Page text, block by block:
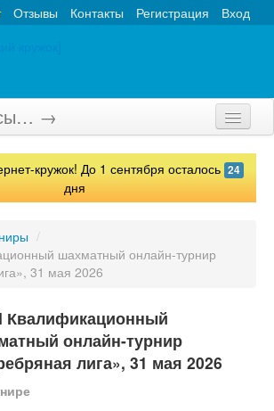
Вход
Регистрация
Контакты
Отзывы
→
кружок! До 1 сентября осталось 24
дня
/
шахматный онлайн-турнир
31 мая 2026
Квалификационный
онлайн-турнир
лига», 31 мая 2026